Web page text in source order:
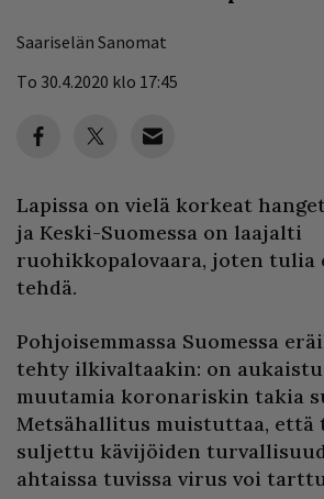
Saariselän Sanomat
To 30.4.2020 klo 17:45
Lapissa on vielä korkeat
ja Keski-Suomessa on laajalti
ruohikkopalovaara, joten tulia
tehdä.
Pohjoisemmassa Suomessa
tehty ilkivaltaakin: on
muutamia koronariskin takia
Metsähallitus muistuttaa, että
suljettu kävijöiden
ahtaissa tuvissa virus voi